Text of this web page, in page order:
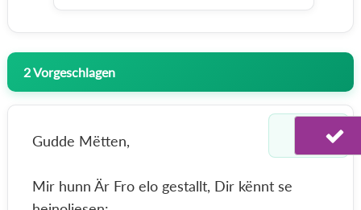
2Vorgeschlagen
Gudde Mëtten,
Mir hunn Är Fro elo gestallt, Dir kënnt se